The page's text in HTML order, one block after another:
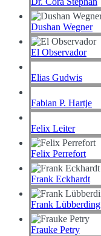
Dushan Wegner
El Observador
Elias Gudwis
Fabian P. Hartje
Felix Leiter
Felix Perrefort
Frank Eckhardt
Frank Lübberding
Frauke Petry